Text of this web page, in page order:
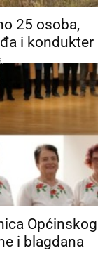
25 osoba,
i kondukter
Općinskog
i blagdana